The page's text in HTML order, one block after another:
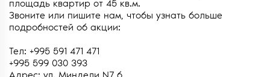
площадь квартир от 45 кв.м.
Звоните или пишите нам, чтобы узнать больше
подробностей об акции:
Тел: +995 591 471 471
+995 599 030 393